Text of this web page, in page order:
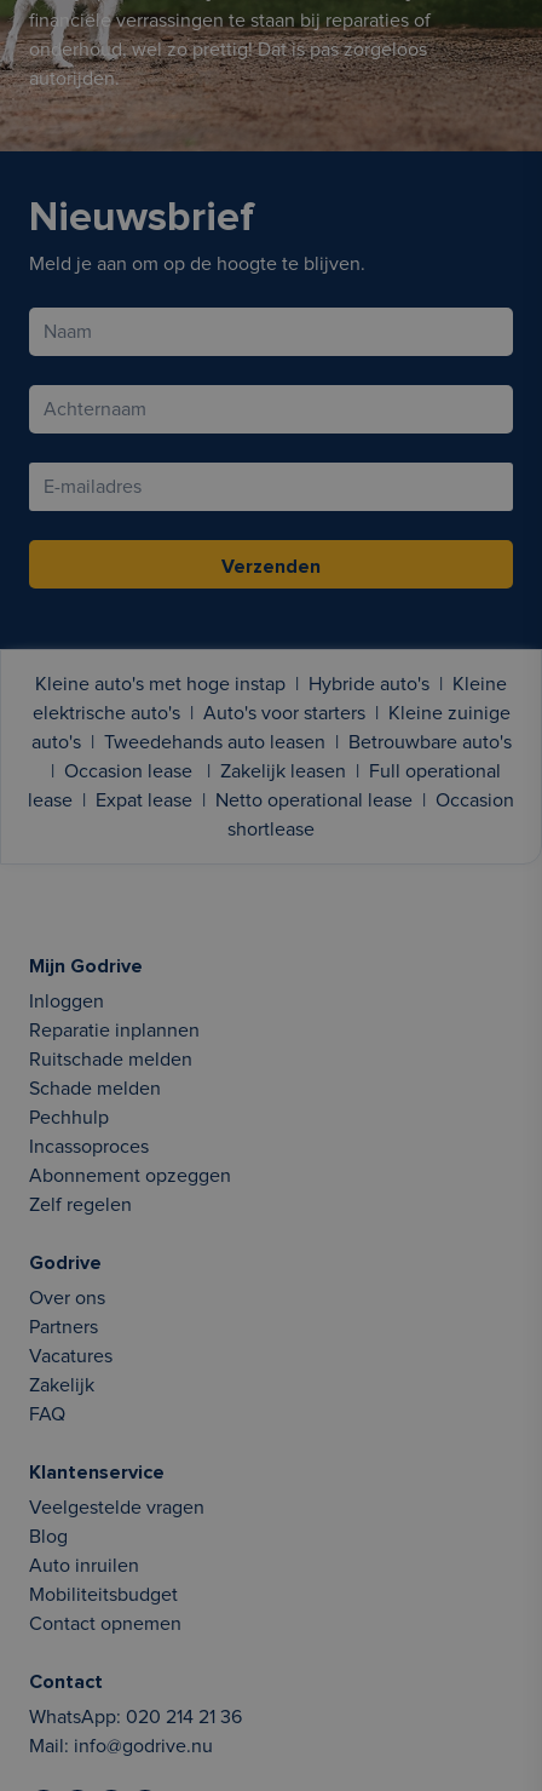
financiële verrassingen te staan bij reparaties of
onderhoud, wel zo prettig! Dat is pas zorgeloos
autorijden.
Nieuwsbrief
Meld je aan om op de hoogte te blijven.
Verzenden
Kleine auto's met hoge instap Hybride auto's
Kleine
elektrische auto's
Auto's voor starters
Kleine zuinige
auto's
Tweedehands auto leasen
Betrouwbare auto's
Occasion lease Zakelijk leasen
Full operational
lease
Expat lease Netto operational lease
Occasion
shortlease
Mijn Godrive
Inloggen
Reparatie inplannen
Ruitschade melden
Schade melden
Pechhulp
Incassoproces
Abonnement opzeggen
Zelf regelen
Godrive
Over ons
Partners
Vacatures
Zakelijk
FAQ
Klantenservice
Veelgestelde vragen
Blog
Auto inruilen
Mobiliteitsbudget
Contact opnemen
Contact
WhatsApp: 020 214 21 36
Mail: info@godrive.nu